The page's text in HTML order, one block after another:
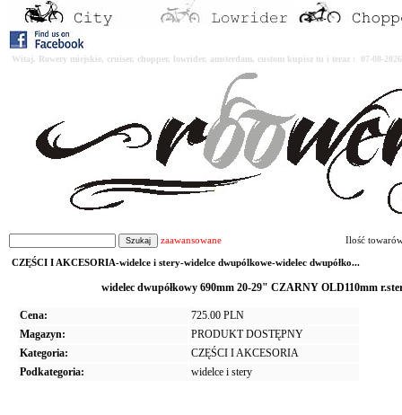
Witaj. Rowery miejskie, cruiser, chopper, lowrider, amsterdam, custom kupisz tu i teraz : 07-08-
zaawansowane Ilość
CZĘŚCI I AKCESORIA-widelce i stery-widelce dwupólkowe-widelec dwupółko...
widelec dwupółkowy 690mm 20-29" CZARNY OLD110mm
Cena:
725.00 PLN
Magazyn:
PRODUKT DOSTĘPNY
Kategoria:
CZĘŚCI I AKCESORIA
Podkategoria:
widelce i stery